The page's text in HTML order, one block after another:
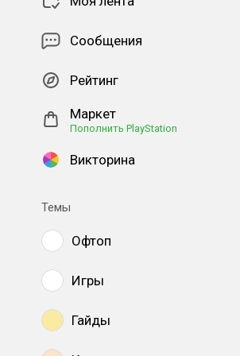
Сообщения
Рейтинг
Маркет
Пополнить PlayStation
Викторина
Темы
Офтоп
Игры
Гайды